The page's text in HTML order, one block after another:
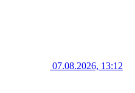
07.08.2026, 13:12